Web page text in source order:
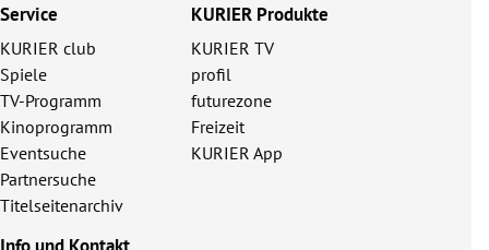
Service
KURIER club
Spiele
TV-Programm
Kinoprogramm
Eventsuche
Partnersuche
Titelseitenarchiv
KURIER Produkte
KURIER TV
profil
futurezone
Freizeit
KURIER App